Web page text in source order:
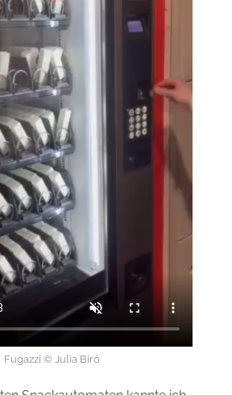
Fugazzi © Julia Biró